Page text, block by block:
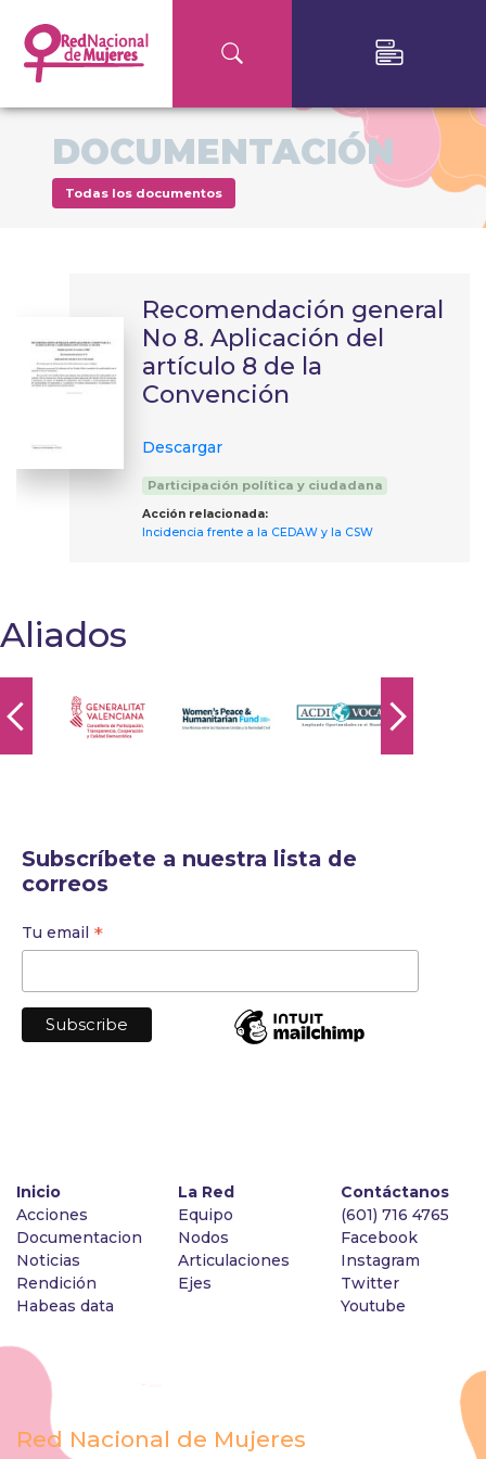
DOCUMENTACIÓN
Todas los documentos
Recomendación general
No 8. Aplicación del
artículo 8 de la
Convención
Descargar
Participación política y ciudadana
Acción relacionada:
Incidencia frente a la CEDAW y la CSW
Aliados
Subscríbete a nuestra lista de
correos
Tu email *
Inicio
Acciones
Documentacion
Noticias
Rendición
Habeas data
La Red
Equipo
Nodos
Articulaciones
Ejes
Contáctanos
(601) 716 4765
Facebook
Instagram
Twitter
Youtube
Red Nacional de Mujeres